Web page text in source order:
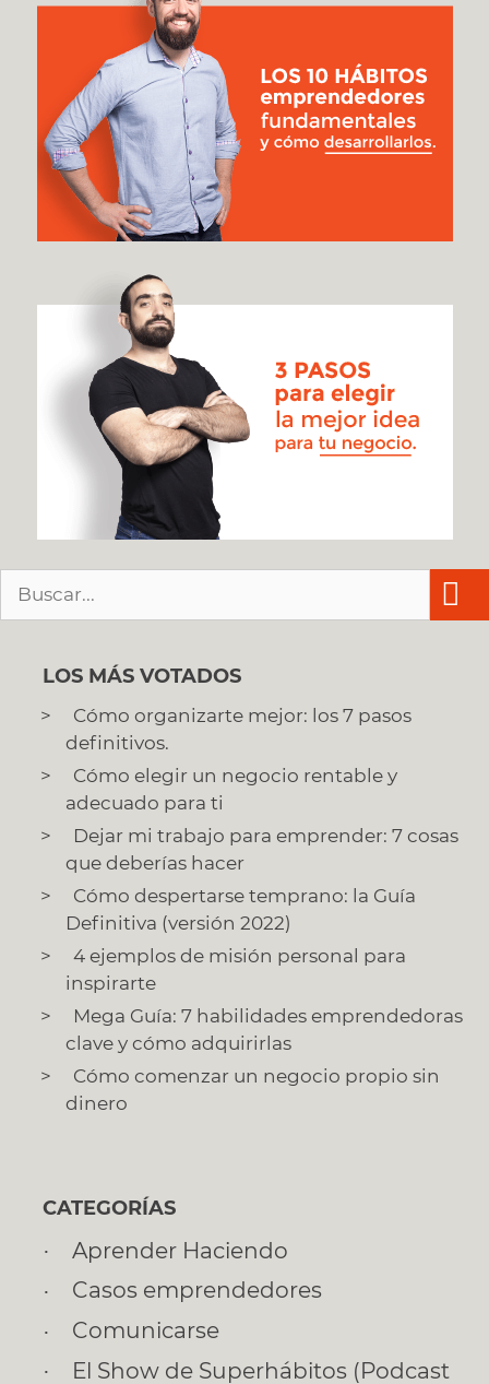
LOS MÁS VOTADOS
Cómo organizarte mejor: los 7 pasos
definitivos.
Cómo elegir un negocio rentable y
adecuado para ti
Dejar mi trabajo para emprender: 7 cosas
que deberías hacer
Cómo despertarse temprano: la Guía
Definitiva (versión 2022)
4 ejemplos de misión personal para
inspirarte
Mega Guía: 7 habilidades emprendedoras
clave y cómo adquirirlas
Cómo comenzar un negocio propio sin
dinero
CATEGORÍAS
Aprender Haciendo
Casos emprendedores
Comunicarse
El Show de Superhábitos (Podcast